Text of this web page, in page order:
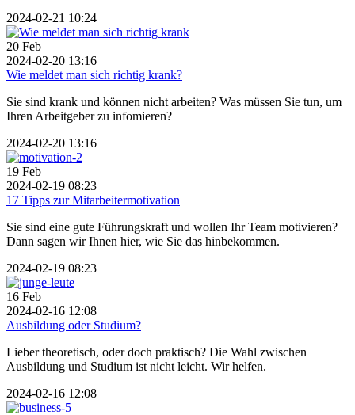
2024-02-21 10:24
20 Feb
2024-02-20 13:16
Wie meldet man sich richtig krank?
Sie sind krank und können nicht arbeiten? Was müssen Sie tun, um
Ihren Arbeitgeber zu infomieren?
2024-02-20 13:16
19 Feb
2024-02-19 08:23
17 Tipps zur Mitarbeitermotivation
Sie sind eine gute Führungskraft und wollen Ihr Team motivieren?
Dann sagen wir Ihnen hier, wie Sie das hinbekommen.
2024-02-19 08:23
16 Feb
2024-02-16 12:08
Ausbildung oder Studium?
Lieber theoretisch, oder doch praktisch? Die Wahl zwischen
Ausbildung und Studium ist nicht leicht. Wir helfen.
2024-02-16 12:08